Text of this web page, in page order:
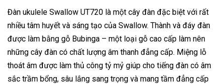
Đàn ukulele Swallow UT720 là một cây đàn đặc biệt với rất
nhiều tâm huyết và sáng tạo của Swallow. Thành và đáy đàn
được làm bằng gỗ Bubinga – một loại gỗ cao cấp làm nên
những cây đàn có chất lượng âm thanh đẳng cấp. Miệng lỗ
thoát âm được làm thủ công tỷ mỷ giúp cho tiếng đàn có âm
sắc trầm bổng, sâu lắng sang trọng và mang tầm đẳng cấp